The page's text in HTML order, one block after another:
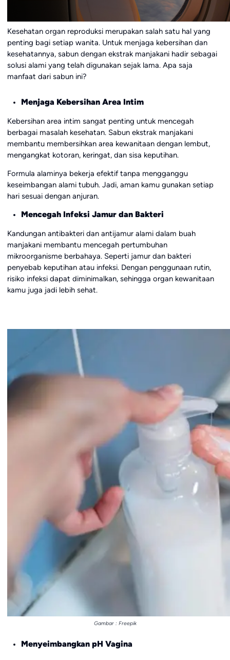
Kesehatan organ reproduksi merupakan salah satu hal yang
penting bagi setiap wanita. Untuk menjaga kebersihan dan
kesehatannya, sabun dengan ekstrak manjakani hadir sebagai
solusi alami yang telah digunakan sejak lama. Apa saja
manfaat dari sabun ini?
Menjaga Kebersihan Area Intim
Kebersihan area intim sangat penting untuk mencegah
berbagai masalah kesehatan. Sabun ekstrak manjakani
membantu membersihkan area kewanitaan dengan lembut,
mengangkat kotoran, keringat, dan sisa keputihan.
Formula alaminya bekerja efektif tanpa mengganggu
keseimbangan alami tubuh. Jadi, aman kamu gunakan setiap
hari sesuai dengan anjuran.
Mencegah Infeksi Jamur dan Bakteri
Kandungan antibakteri dan antijamur alami dalam buah
manjakani membantu mencegah pertumbuhan
mikroorganisme berbahaya. Seperti jamur dan bakteri
penyebab keputihan atau infeksi. Dengan penggunaan rutin,
risiko infeksi dapat diminimalkan, sehingga organ kewanitaan
kamu juga jadi lebih sehat.
Gambar : Freepik
Menyeimbangkan pH Vagina